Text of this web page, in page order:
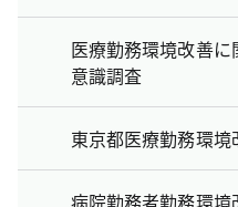
医療勤務環境改善に
意識調査
東京都医療勤務環
病院勤務者勤務環境